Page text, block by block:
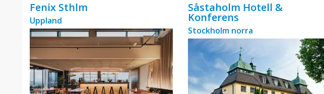
Fenix Sthlm
Uppland
Såstaholm Hotell &
Konferens
Stockholm norra